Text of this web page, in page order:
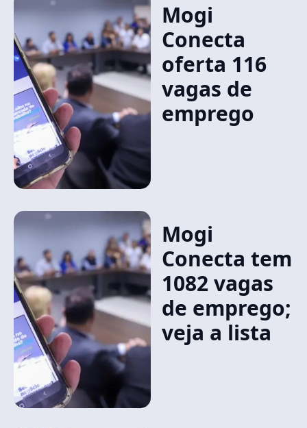
Mogi
Conecta
oferta 116
vagas de
emprego
Mogi
Conecta tem
1082 vagas
de emprego;
veja a lista